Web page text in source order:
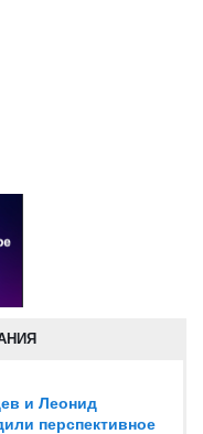
и Леонид
перспективное